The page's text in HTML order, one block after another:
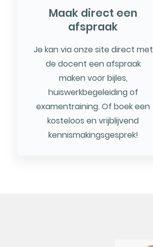
Maak direct een
afspraak
Je kan via onze site direct met
de docent een afspraak
maken voor bijles,
huiswerkbegeleiding of
examentraining. Of boek een
kosteloos en vrijblijvend
kennismakingsgesprek!